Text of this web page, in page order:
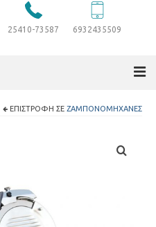
25410-73587 6932435509
ΕΠΙΣΤΡΟΦΉ ΣΕ ΖΑΜΠΟΝΟΜΗΧΑΝΈΣ